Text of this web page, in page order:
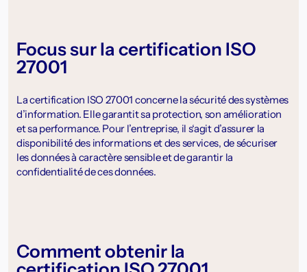
Focus sur la certification ISO
27001
La certification ISO 27001 concerne la sécurité des systèmes
d’information. Elle garantit sa protection, son amélioration
et sa performance. Pour l’entreprise, il s‘agit d’assurer la
disponibilité des informations et des services, de sécuriser
les données à caractère sensible et de garantir la
confidentialité de ces données.
Comment obtenir la